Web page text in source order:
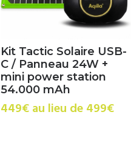
Kit Tactic Solaire USB-
C / Panneau 24W +
mini power station
54.000 mAh
449€ au lieu de 499€